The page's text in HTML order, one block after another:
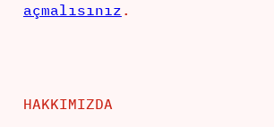
açmalısınız .
HAKKIMIZDA